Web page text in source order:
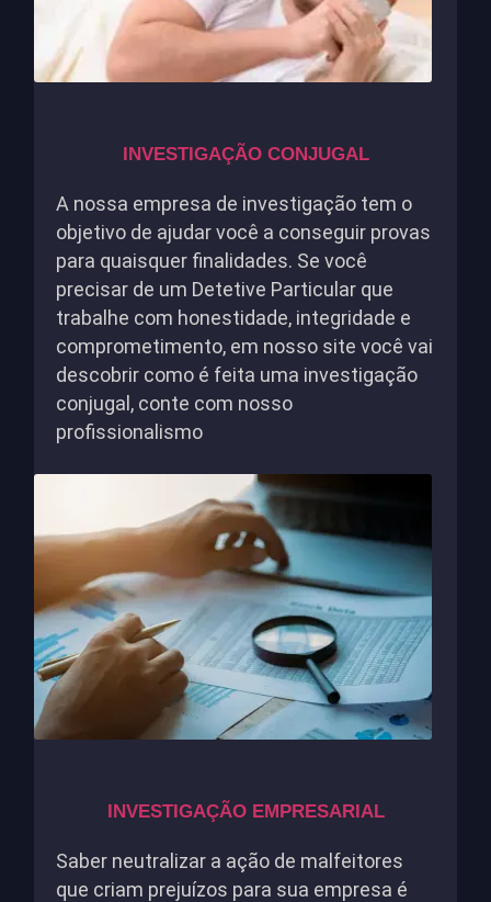
INVESTIGAÇÃO CONJUGAL
A nossa empresa de investigação tem o
objetivo de ajudar você a conseguir provas
para quaisquer finalidades. Se você
precisar de um Detetive Particular que
trabalhe com honestidade, integridade e
comprometimento, em nosso site você vai
descobrir como é feita uma investigação
conjugal, conte com nosso
profissionalismo
INVESTIGAÇÃO EMPRESARIAL
Saber neutralizar a ação de malfeitores
que criam prejuízos para sua empresa é